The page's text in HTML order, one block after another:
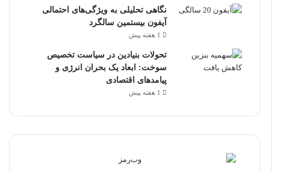
نگاهی تحلیلی به ویژگی‌های احتمالی
آیفون بیستمین سالگرد
1 هفته پیش
تحولات بنیادین در سیاست تخصیص
سوخت: ابعاد یک بحران انرژی و
پیامدهای اقتصادی
1 هفته پیش